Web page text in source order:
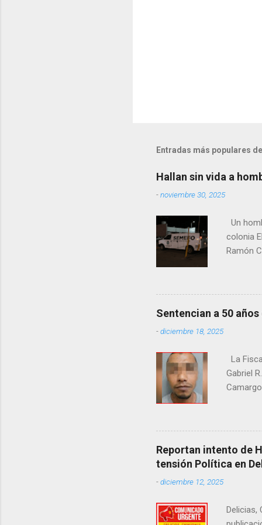
Entradas más populares
Hallan sin vida a
-noviembre 30, 2025
Un
colonia
Ramón
zona
Sentencian a 50
-diciembre 18, 2025
La
Gabriel
cumpla
pago de
junio
Reportan intento de
tensión Política en
-diciembre 12, 2025
Delicias,